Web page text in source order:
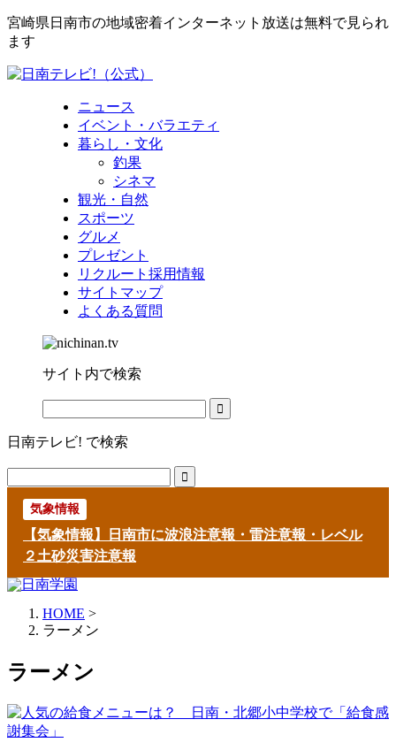
宮崎県日南市の地域密着インターネット放送は無料で見られ
ます
ニュース
イベント・バラエティ
暮らし・文化
釣果
シネマ
観光・自然
スポーツ
グルメ
プレゼント
リクルート採用情報
サイトマップ
よくある質問
サイト内で検索
日南テレビ! で検索
気象情報
【気象情報】日南市に波浪注意報・雷注意報・レベル
２土砂災害注意報
HOME >
ラーメン
ラーメン